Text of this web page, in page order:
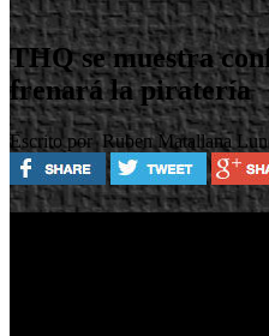
THQ se muestra
frenará la piratería
Escrito por Ruben Matallana
THQ se muestra convencida que